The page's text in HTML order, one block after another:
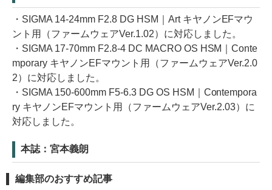
・SIGMA 14-24mm F2.8 DG HSM｜Art キヤノンEFマウ
ント用（ファームウェアVer.1.02）に対応しました。
・SIGMA 17-70mm F2.8-4 DC MACRO OS HSM｜Conte
mporary キヤノンEFマウント用（ファームウェアVer.2.0
2）に対応しました。
・SIGMA 150-600mm F5-6.3 DG OS HSM｜Contempora
ry キヤノンEFマウント用（ファームウェアVer.2.03）に
対応しました。
本誌：宮本義朗
編集部のおすすめ記事